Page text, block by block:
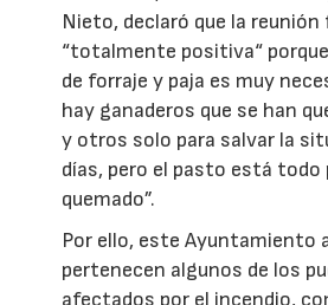
Nieto, declaró que la reunión
“totalmente positiva“
de forraje y paja es muy
hay ganaderos que se han
y otros solo para salvar la
días, pero el pasto está todo
quemado”.
Por ello, este Ayuntamiento
pertenecen algunos de los
afectados por el incendio,